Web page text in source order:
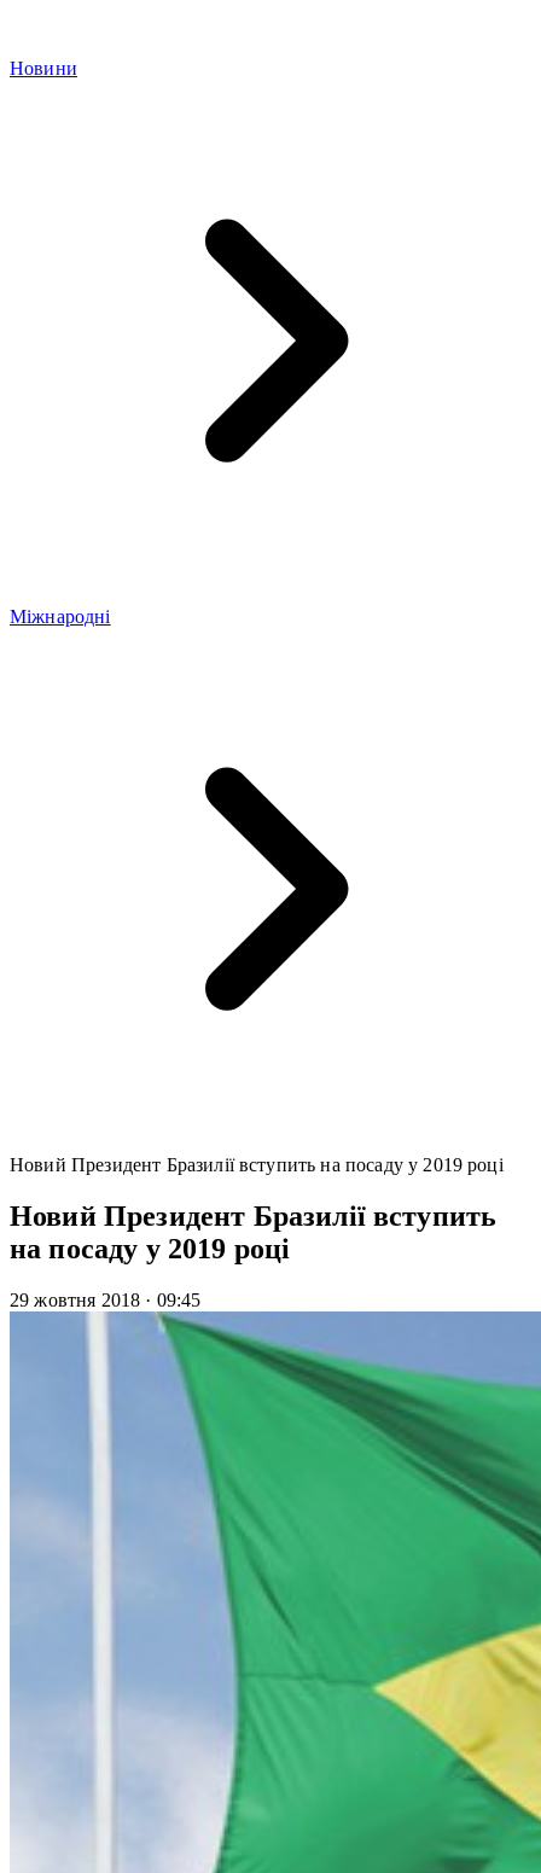
Новини
Міжнародні
Новий Президент Бразилії вступить на посаду у 2019 році
Новий Президент Бразилії вступить
на посаду у 2019 році
29 жовтня 2018 · 09:45